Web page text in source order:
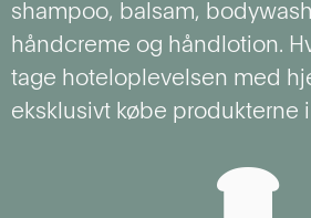
shampoo, balsam,
håndcreme og håndlotion.
tage hoteloplevelsen med
eksklusivt købe produkterne